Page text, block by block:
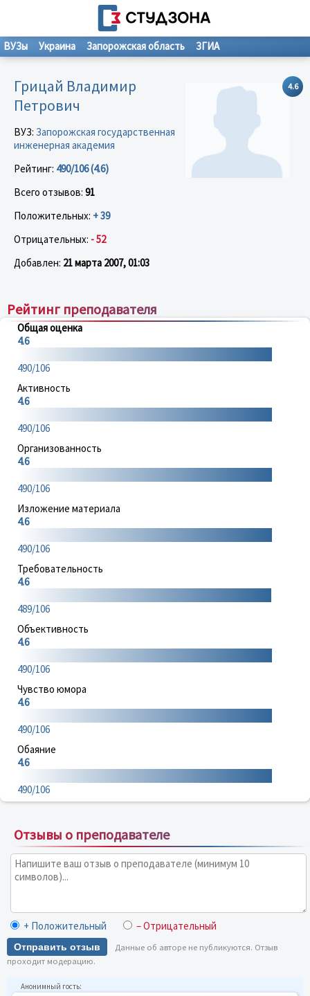
ВУЗы Украина Запорожская область ЗГИА
4.6
Грицай Владимир
Петрович
ВУЗ: Запорожская государственная
инженерная академия
Рейтинг: 490/106 (4.6)
Всего отзывов: 91
Положительных: + 39
Отрицательных: - 52
Добавлен: 21 марта 2007, 01:03
Рейтинг преподавателя
Общая оценка
4.6
490/106
Активность
4.6
490/106
Организованность
4.6
490/106
Изложение материала
4.6
490/106
Требовательность
4.6
489/106
Объективность
4.6
490/106
Чувство юмора
4.6
490/106
Обаяние
4.6
490/106
Отзывы о преподавателе
+ Положительный – Отрицательный
Отправить отзыв
Данные об авторе не публикуются. Отзыв
проходит модерацию.